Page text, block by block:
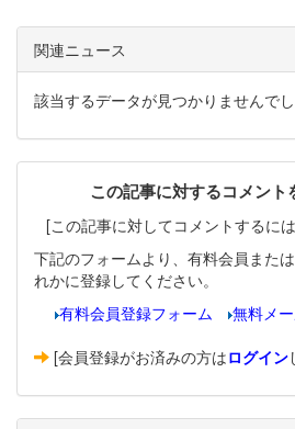
関連ニュース
該当するデータが見つかりませんでし
この記事に対するコメント
[この記事に対してコメントするには
下記のフォームより、有料会員また
れかに登録してください。
有料会員登録フォーム
無料メ
[会員登録がお済みの方はログイン